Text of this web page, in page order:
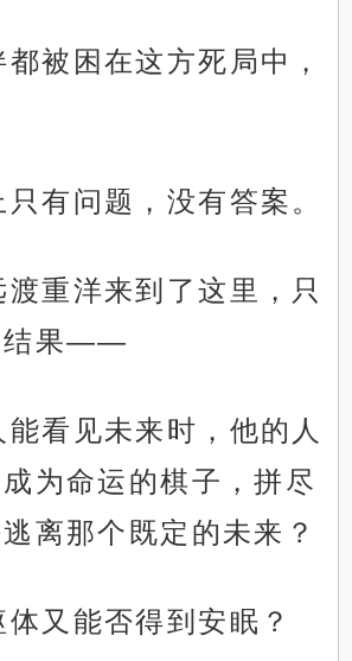
被困在这方死局中，
有问题，没有答案。
渡重洋来到了这里，只
结果——
能看见未来时，他的人
为命运的棋子，拼尽
离那个既定的未来？
体又能否得到安眠？